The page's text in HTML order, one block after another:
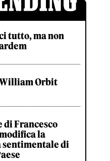
tutto, ma non
Orbit
di Francesco
la
di